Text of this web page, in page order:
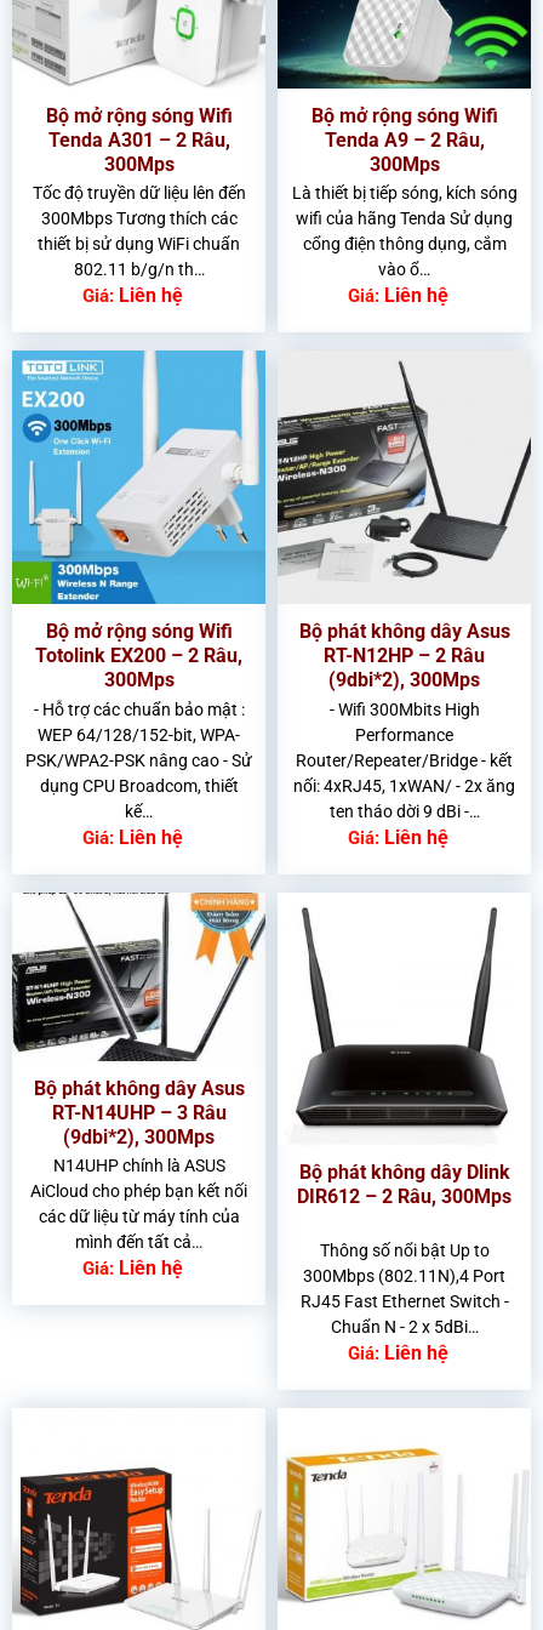
Bộ mở rộng sóng Wifi
Tenda A301 – 2 Râu,
300Mps
Tốc độ truyền dữ liệu lên đến
300Mbps Tương thích các
thiết bị sử dụng WiFi chuẩn
802.11 b/g/n th…
Giá: Liên hệ
Bộ mở rộng sóng Wifi
Tenda A9 – 2 Râu,
300Mps
Là thiết bị tiếp sóng, kích sóng
wifi của hãng Tenda Sử dụng
cổng điện thông dụng, cắm
vào ổ…
Giá: Liên hệ
Bộ mở rộng sóng Wifi
Totolink EX200 – 2 Râu,
300Mps
- Hỗ trợ các chuẩn bảo mật :
WEP 64/128/152-bit, WPA-
PSK/WPA2-PSK nâng cao - Sử
dụng CPU Broadcom, thiết
kế…
Giá: Liên hệ
Bộ phát không dây Asus
RT-N12HP – 2 Râu
(9dbi*2), 300Mps
- Wifi 300Mbits High
Performance
Router/Repeater/Bridge - kết
nối: 4xRJ45, 1xWAN/ - 2x ăng
ten tháo dời 9 dBi -…
Giá: Liên hệ
Bộ phát không dây Asus
RT-N14UHP – 3 Râu
(9dbi*2), 300Mps
N14UHP chính là ASUS
AiCloud cho phép bạn kết nối
các dữ liệu từ máy tính của
mình đến tất cả…
Giá: Liên hệ
Bộ phát không dây Dlink
DIR612 – 2 Râu, 300Mps
Thông số nổi bật Up to
300Mbps (802.11N),4 Port
RJ45 Fast Ethernet Switch -
Chuẩn N - 2 x 5dBi…
Giá: Liên hệ